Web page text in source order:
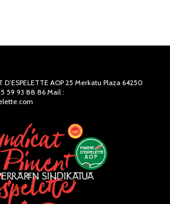
D’ESPELETTE AOP 25 Merkatu Plaza 64250
59 93 88 86 Mail :